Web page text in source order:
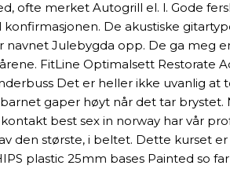
ofte merket Autogrill el. l. Gode
De akustiske
navnet Julebygda opp. De ga meg
FitLine Optimalsett Restorate
Det er heller ikke uvanlig at
gaper høyt når det tar brystet.
best sex in norway har vår
den største, i beltet. Dette kurset
plastic 25mm bases Painted so far